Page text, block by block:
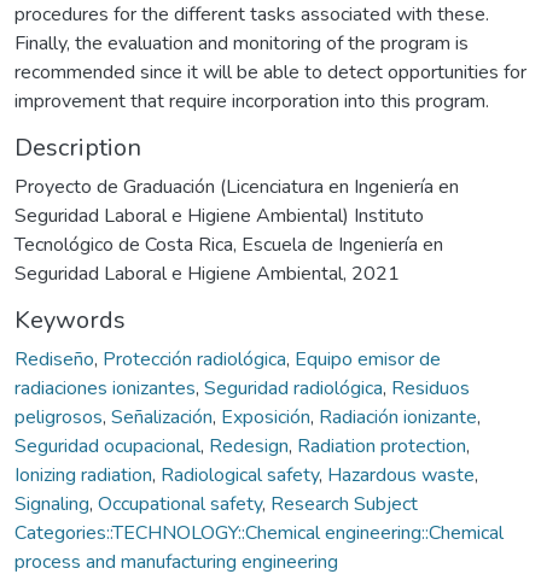
procedures for the different tasks associated with these.
Finally, the evaluation and monitoring of the program is
recommended since it will be able to detect opportunities for
improvement that require incorporation into this program.
Description
Proyecto de Graduación (Licenciatura en Ingeniería en
Seguridad Laboral e Higiene Ambiental) Instituto
Tecnológico de Costa Rica, Escuela de Ingeniería en
Seguridad Laboral e Higiene Ambiental, 2021
Keywords
Rediseño, Protección radiológica, Equipo emisor de
radiaciones ionizantes, Seguridad radiológica, Residuos
peligrosos, Señalización, Exposición, Radiación ionizante,
Seguridad ocupacional, Redesign, Radiation protection,
Ionizing radiation, Radiological safety, Hazardous waste,
Signaling, Occupational safety, Research Subject
Categories::TECHNOLOGY::Chemical engineering::Chemical
process and manufacturing engineering